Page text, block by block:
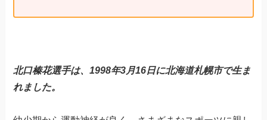
北口榛花選手は、1998年3月16日に北海道札幌市で生ま
れました。